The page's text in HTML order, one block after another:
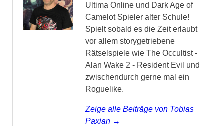
Ultima Online und Dark Age of
Camelot Spieler alter Schule!
Spielt sobald es die Zeit erlaubt
vor allem storygetriebene
Rätselspiele wie The Occultist -
Alan Wake 2 - Resident Evil und
zwischendurch gerne mal ein
Roguelike.
Zeige alle Beiträge von Tobias
Paxian →